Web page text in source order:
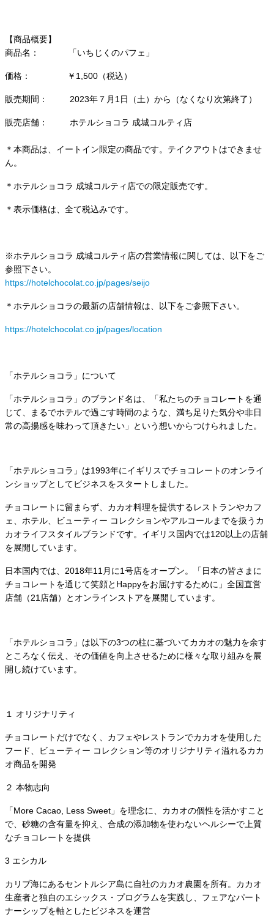
【商品概要】
商品名： 「いちじくのパフェ」
価格： ￥1,500（税込）
販売期間： 2023年７月1日（土）から（なくなり次第終了）
販売店舗： ホテルショコラ 成城コルティ店
＊本商品は、イートイン限定の商品です。テイクアウトはできませ
ん。
＊ホテルショコラ 成城コルティ店での限定販売です。
＊表示価格は、全て税込みです。
※ホテルショコラ 成城コルティ店の営業情報に関しては、以下をご
参照下さい。
https://hotelchocolat.co.jp/pages/seijo
＊ホテルショコラの最新の店舗情報は、以下をご参照下さい。
https://hotelchocolat.co.jp/pages/location
「ホテルショコラ」について
「ホテルショコラ」のブランド名は、「私たちのチョコレートを通
じて、まるでホテルで過ごす時間のような、満ち足りた気分や非日
常の高揚感を味わって頂きたい」という想いからつけられました。
「ホテルショコラ」は1993年にイギリスでチョコレートのオンライ
ンショップとしてビジネスをスタートしました。
チョコレートに留まらず、カカオ料理を提供するレストランやカフ
ェ、ホテル、ビューティー コレクションやアルコールまでを扱うカ
カオライフスタイルブランドです。イギリス国内では120以上の店舗
を展開しています。
日本国内では、2018年11月に1号店をオープン。「日本の皆さまに
チョコレートを通じて笑顔とHappyをお届けするために」全国直営
店舗（21店舗）とオンラインストアを展開しています。
「ホテルショコラ」は以下の3つの柱に基づいてカカオの魅力を余す
ところなく伝え、その価値を向上させるために様々な取り組みを展
開し続けています。
１ オリジナリティ
チョコレートだけでなく、カフェやレストランでカカオを使用した
フード、ビューティー コレクション等のオリジナリティ溢れるカカ
オ商品を開発
２ 本物志向
「More Cacao, Less Sweet」を理念に、カカオの個性を活かすこと
で、砂糖の含有量を抑え、合成の添加物を使わないヘルシーで上質
なチョコレートを提供
3 エシカル
カリブ海にあるセントルシア島に自社のカカオ農園を所有。カカオ
生産者と独自のエシックス・プログラムを実践し、フェアなパート
ナーシップを軸としたビジネスを運営